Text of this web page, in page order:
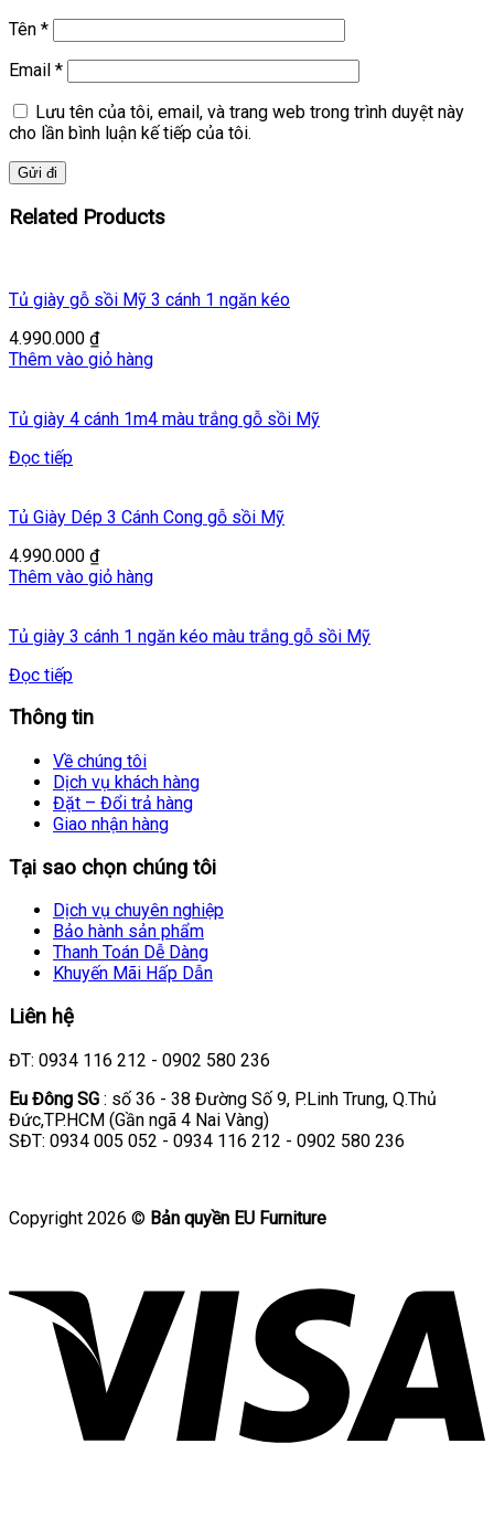
Tên *
Email *
Lưu tên của tôi, email, và trang web trong trình duyệt này
cho lần bình luận kế tiếp của tôi.
Related Products
Tủ giày gỗ sồi Mỹ 3 cánh 1 ngăn kéo
4.990.000 ₫
Thêm vào giỏ hàng
Tủ giày 4 cánh 1m4 màu trắng gỗ sồi Mỹ
Đọc tiếp
Tủ Giày Dép 3 Cánh Cong gỗ sồi Mỹ
4.990.000 ₫
Thêm vào giỏ hàng
Tủ giày 3 cánh 1 ngăn kéo màu trắng gỗ sồi Mỹ
Đọc tiếp
Thông tin
Về chúng tôi
Dịch vụ khách hàng
Đặt – Đổi trả hàng
Giao nhận hàng
Tại sao chọn chúng tôi
Dịch vụ chuyên nghiệp
Bảo hành sản phẩm
Thanh Toán Dễ Dàng
Khuyến Mãi Hấp Dẫn
Liên hệ
ĐT: 0934 116 212 - 0902 580 236
Eu Đông SG : số 36 - 38 Đường Số 9, P.Linh Trung, Q.Thủ
Đức,TP.HCM (Gần ngã 4 Nai Vàng)
SĐT: 0934 005 052 - 0934 116 212 - 0902 580 236
Copyright 2026 © Bản quyền EU Furniture